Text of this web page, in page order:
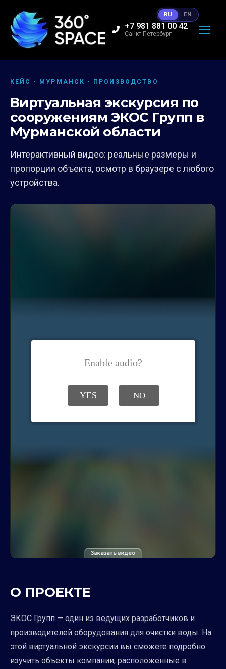
+7 981 881 00 42
Санкт-Петербург
КЕЙС · МУРМАНСК · ПРОИЗВОДСТВО
Виртуальная экскурсия по
сооружениям ЭКОС Групп в
Мурманской области
Интерактивный видео: реальные размеры и
пропорции объекта, осмотр в браузере с любого
устройства.
Заказать видео
О ПРОЕКТЕ
ЭКОС Групп — один из ведущих разработчиков и
производителей оборудования для очистки воды. На
этой виртуальной экскурсии вы сможете подробно
изучить объекты компании, расположенные в
RU EN